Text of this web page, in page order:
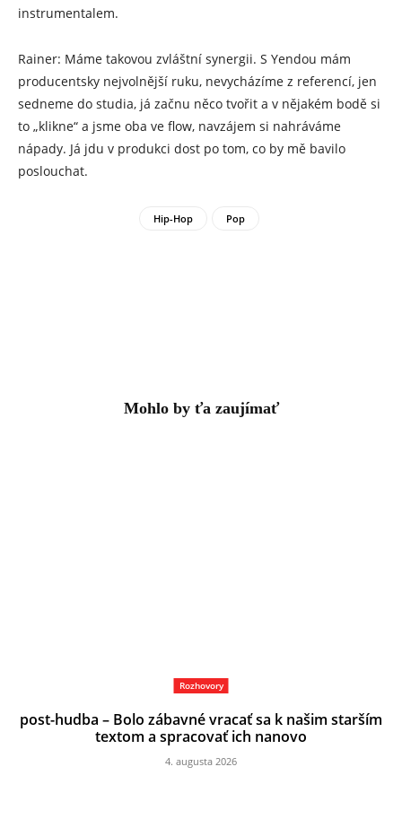
instrumentalem.
Rainer: Máme takovou zvláštní synergii. S Yendou mám
producentsky nejvolnější ruku, nevycházíme z referencí, jen
sedneme do studia, já začnu něco tvořit a v nějakém bodě si
to „klikne“ a jsme oba ve flow, navzájem si nahráváme
nápady. Já jdu v produkci dost po tom, co by mě bavilo
poslouchat.
Hip-Hop Pop
Mohlo by ťa zaujímať
Rozhovory
post-hudba – Bolo zábavné vracať sa k našim starším
textom a spracovať ich nanovo
4. augusta 2026